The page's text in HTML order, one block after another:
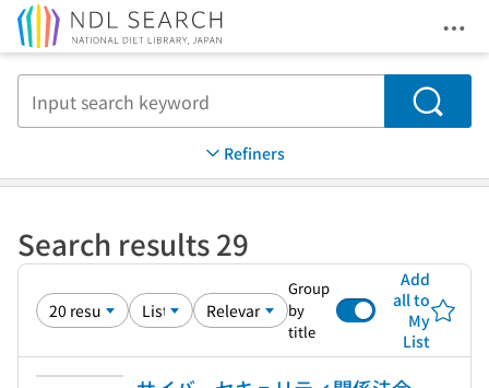
Search
Refiners
Search results 29
Group
by
title
Add
all to
My
List